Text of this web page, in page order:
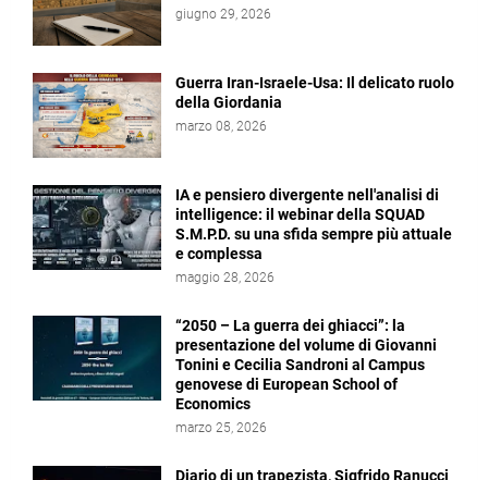
giugno 29, 2026
Guerra Iran-Israele-Usa: Il delicato ruolo
della Giordania
marzo 08, 2026
IA e pensiero divergente nell'analisi di
intelligence: il webinar della SQUAD
S.M.P.D. su una sfida sempre più attuale
e complessa
maggio 28, 2026
“2050 – La guerra dei ghiacci”: la
presentazione del volume di Giovanni
Tonini e Cecilia Sandroni al Campus
genovese di European School of
Economics
marzo 25, 2026
Diario di un trapezista, Sigfrido Ranucci